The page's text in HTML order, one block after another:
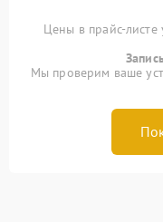
Цены в прайс-листе
Мы проверим ваше